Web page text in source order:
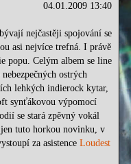
04.01.2009 13:40
nejčastěji spojování se
asi nejvíce trefná. I právě
popu. Celým albem se line
ostrých
lehkých indierock kytar,
synťákovou výpomocí
se stará zpěvný vokál
jen tuto horkou novinku, v
za asistence Loudest